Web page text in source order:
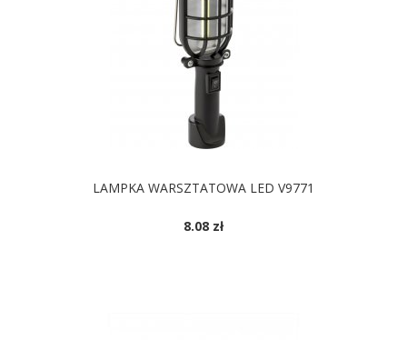
LAMPKA WARSZTATOWA LED V9771
8.08 zł